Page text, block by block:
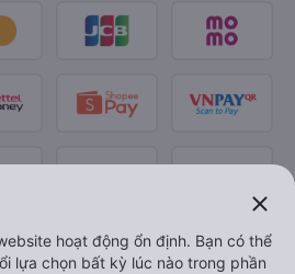
close
hoạt động ổn định. Bạn có thể
lựa chọn bất kỳ lúc nào trong phần